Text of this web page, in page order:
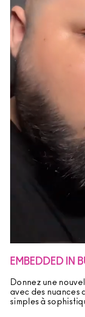
EMBEDDED IN
Donnez une
avec des nuances
simples à